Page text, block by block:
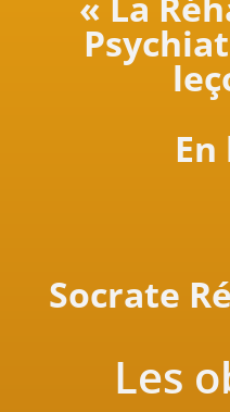
Socrate
Les